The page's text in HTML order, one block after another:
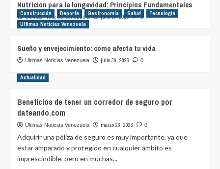
Nutrición para la longevidad: Principios Fundamentales
Ultimas Noticias Venezuela julio 30, 2026 0
Construcción Deporte Gastronomía Salud
Tecnología
Ultimas Noticias Venezuela
Sueño y envejecimiento: cómo afecta tu vida
Ultimas Noticias Venezuela julio 30, 2026 0
Actualidad
Beneficios de tener un corredor de seguro por
dateando.com
Ultimas Noticias Venezuela marzo 26, 2023 0
Adquirir una póliza de seguro es muy importante, ya que
estar amparado y protegido en cualquier ámbito es
imprescindible, pero en muchas...